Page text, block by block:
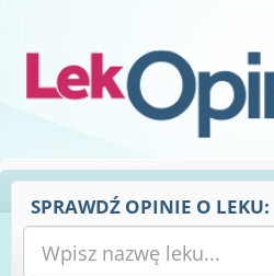
SPRAWDŹ OPINIE O LEKU: